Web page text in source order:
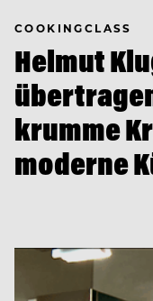
COOKINGCLASS
Helmut
krumme
moderne